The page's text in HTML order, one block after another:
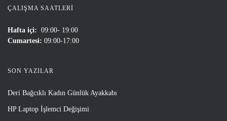
ÇALIŞMA SAATLERI
Hafta içi: 09:00- 19:00
Cumartesi: 09:00-17:00
SON YAZILAR
Deri Bağcıklı Kadın Günlük Ayakkabı
HP Laptop İşlemci Değişimi